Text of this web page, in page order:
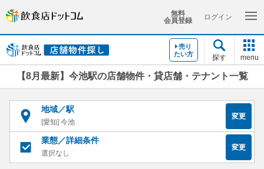
無料
会員登録
ログイン
売り
たい方
探す menu
【8月最新】今池駅の店舗物件・貸店舗・テナント一覧
地域／駅
[愛知] 今池
変更
業態／詳細条件
選択なし
変更